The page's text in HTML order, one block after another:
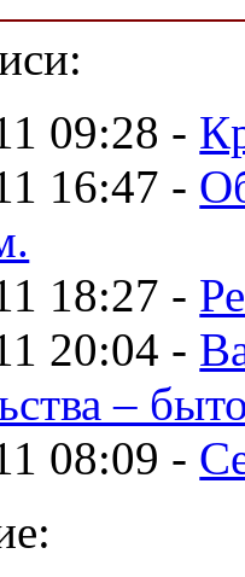
09:28 -
16:47 -
18:27 -
20:04 -
–
08:09 -